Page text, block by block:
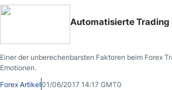
Automatisierte
Einer der unberechenbarsten Faktoren beim Forex
Emotionen.
Forex Artikel01/06/2017 14:17 GMT0